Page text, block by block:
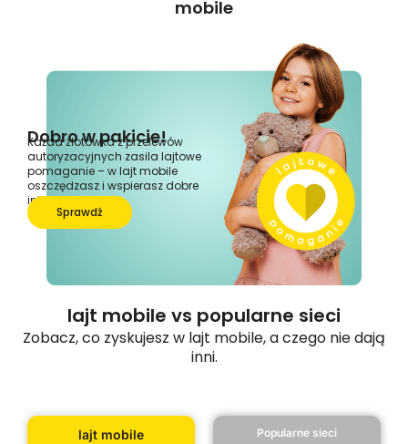
mobile
Dobro w pakicie!
Każda złotówka z przelewów
autoryzacyjnych zasila lajtowe
pomaganie – w lajt mobile
oszczędzasz i wspierasz dobre
inicjatywy.
Sprawdź
lajt mobile vs popularne sieci
Zobacz, co zyskujesz w lajt mobile, a czego nie dają
inni.
lajt mobile Popularne sieci